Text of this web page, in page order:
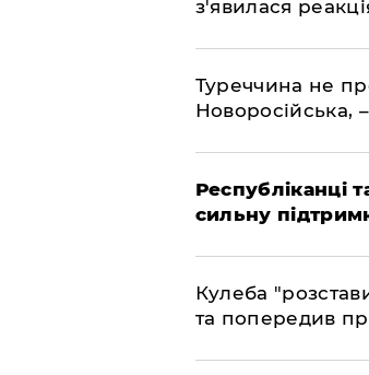
з'явилася
Туреччина не
Новоросійська,
Республіканці
сильну
Кулеба
та попередив